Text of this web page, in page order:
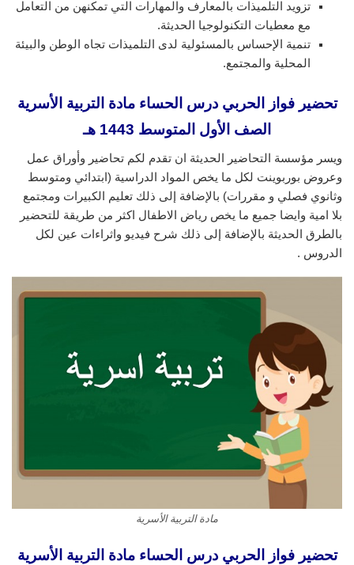
تزويد التلميذات بالمعارف والمهارات التي تمكنهن من التعامل
مع معطيات التكنولوجيا الحديثة.
تنمية الإحساس بالمسئولية لدى التلميذات تجاه الوطن والبيئة
المحلية والمجتمع.
تحضير فواز الحربي درس الحساء مادة التربية الأسرية
الصف الأول المتوسط 1443 هـ
ويسر مؤسسة التحاضير الحديثة ان تقدم لكم تحاضير وأوراق عمل
وعروض بوربوينت لكل ما يخص المواد الدراسية (ابتدائي ومتوسط
وثانوي فصلي و مقررات) بالإضافة إلى ذلك تعليم الكبيرات ومجتمع
بلا امية وايضا جميع ما يخص رياض الاطفال اكثر من طريقة للتحضير
بالطرق الحديثة بالإضافة إلى ذلك شرح فيديو واثراءات عين لكل
الدروس .
مادة التربية الأسرية
تحضير فواز الحربي درس الحساء مادة التربية الأسرية